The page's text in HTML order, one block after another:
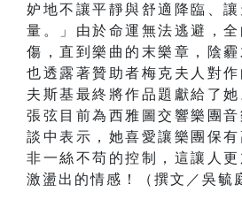
妒地不讓平靜與舒適降臨、
量。」由於命運無法逃避，
傷，直到樂曲的末樂章，陰
也透露著贊助者梅克夫人對
夫斯基最終將作品題獻給了
張弦目前為西雅圖交響樂團
談中表示，她喜愛讓樂團保
非一絲不苟的控制，這讓人
激盪出的情感！（撰文／吳毓